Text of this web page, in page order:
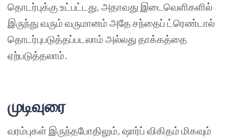
தொடர்புக்குஉட்பட்டது, அதாவது இடைவெளிகளில்
இருந்து வரும் வருமானம் அதே சந்தைப் ட்ரெண்டால்
தொடர்புபடுத்தப்படலாம் அல்லது தாக்கத்தை
ஏற்படுத்தலாம்.
முடிவுரை
வரம்புகள் இருந்தபோதிலும், ஷார்ப் விகிதம் மிகவும்